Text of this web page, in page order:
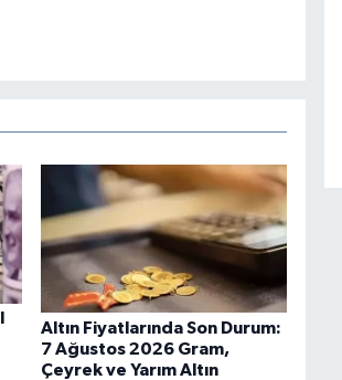
Altın Fiyatlarında Son Durum:
7 Ağustos 2026 Gram,
Çeyrek ve Yarım Altın